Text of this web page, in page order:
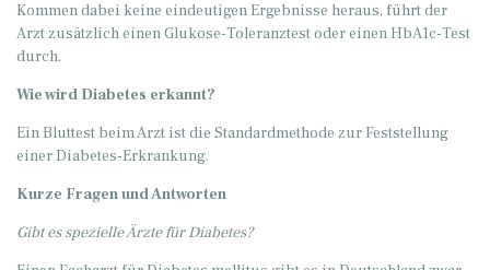
Kommen dabei keine eindeutigen Ergebnisse heraus, führt der
Arzt zusätzlich einen Glukose-Toleranztest oder einen HbA1c-Test
durch.
Wie wird Diabetes erkannt?
Ein Bluttest beim Arzt ist die Standardmethode zur Feststellung
einer Diabetes-Erkrankung.
Kurze Fragen und Antworten
Gibt es spezielle Ärzte für Diabetes?